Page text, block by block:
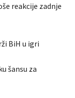
reakcije zadnje
BiH u igri
šansu za